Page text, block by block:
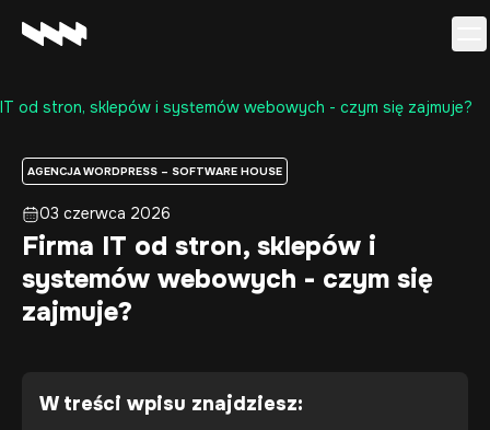
Realizacje
O firmie
Kariera
Baza wiedzy
Kontakt
IT od stron, sklepów i systemów webowych - czym się zajmuje?
AGENCJA WORDPRESS – SOFTWARE HOUSE
03 czerwca 2026
Firma IT od stron, sklepów i
systemów webowych - czym się
zajmuje?
W treści wpisu znajdziesz: